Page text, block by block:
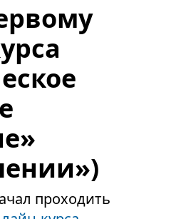
проходить